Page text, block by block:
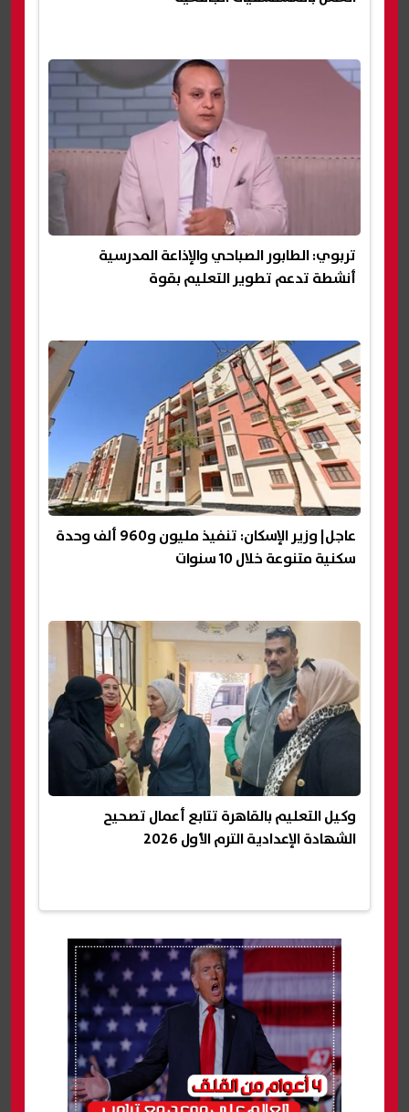
تربوي: الطابور الصباحي والإذاعة المدرسية
أنشطة تدعم تطوير التعليم بقوة
عاجل| وزير الإسكان: تنفيذ مليون و960 ألف وحدة
سكنية متنوعة خلال 10 سنوات
وكيل التعليم بالقاهرة تتابع أعمال تصحيح
الشهادة الإعدادية الترم الأول 2026